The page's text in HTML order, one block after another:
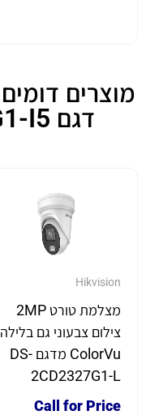
דגם DS-2CD2T65G1-I5
Hikvision
מצלמת טורט 2MP
צילום צבעוני גם בלילה
ColorVu מדגם DS-
2CD2327G1-L
Call for Price